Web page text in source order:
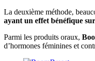
La deuxième méthode,
ayant un effet bénéfique
Parmi les produits oraux,
d’hormones féminines et